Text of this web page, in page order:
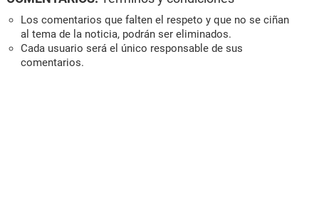
Los comentarios que falten el respeto y que no se ciñan
al tema de la noticia, podrán ser eliminados.
Cada usuario será el único responsable de sus
comentarios.